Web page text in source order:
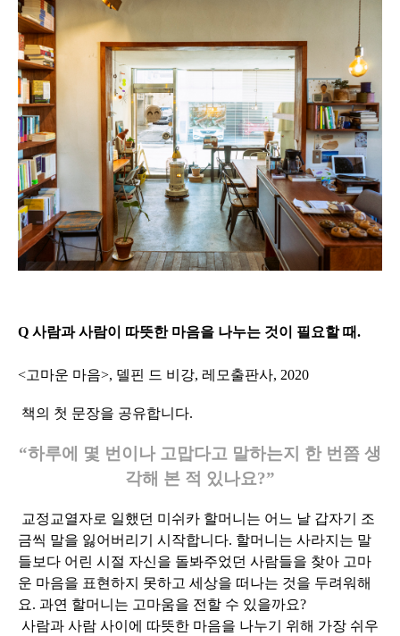
Q 사람과 사람이 따뜻한 마음을 나누는 것이 필요할 때.
<고마운 마음>, 델핀 드 비강, 레모출판사, 2020
책의 첫 문장을 공유합니다.
“하루에 몇 번이나 고맙다고 말하는지 한 번쯤 생
각해 본 적 있나요?”
교정교열자로 일했던 미쉬카 할머니는 어느 날 갑자기 조
금씩 말을 잃어버리기 시작합니다. 할머니는 사라지는 말
들보다 어린 시절 자신을 돌봐주었던 사람들을 찾아 고마
운 마음을 표현하지 못하고 세상을 떠나는 것을 두려워해
요. 과연 할머니는 고마움을 전할 수 있을까요?
사람과 사람 사이에 따뜻한 마음을 나누기 위해 가장 쉬우